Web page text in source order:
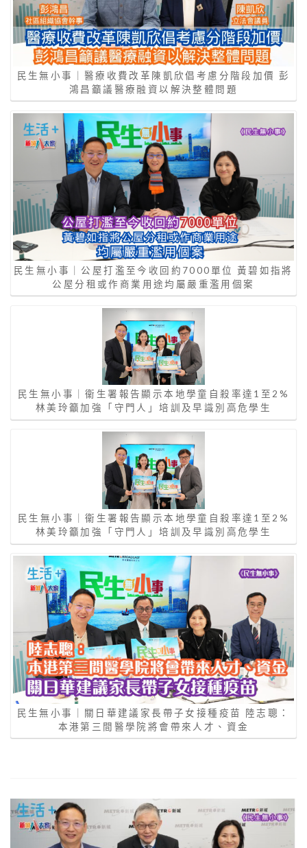
民生無小事｜醫療收費改革陳凱欣倡考慮分階段加價 彭
鴻昌籲議醫療融資以解決整體問題
民生無小事｜公屋打濫至今收回約7000單位 黃碧如指將
公屋分租或作商業用途均屬嚴重濫用個案
民生無小事｜衞生署報告顯示本地學童自殺率達1至2%
林美玲籲加強「守門人」培訓及早識別高危學生
民生無小事｜衞生署報告顯示本地學童自殺率達1至2%
林美玲籲加強「守門人」培訓及早識別高危學生
民生無小事｜關日華建議家長帶子女接種疫苗 陸志聰：
本港第三間醫學院將會帶來人才、資金